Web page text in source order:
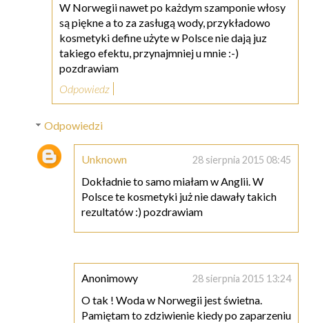
W Norwegii nawet po każdym szamponie włosy
są piękne a to za zasługą wody, przykładowo
kosmetyki define użyte w Polsce nie dają juz
takiego efektu, przynajmniej u mnie :-)
pozdrawiam
Odpowiedz
Odpowiedzi
Unknown 28 sierpnia 2015 08:45
Dokładnie to samo miałam w Anglii. W
Polsce te kosmetyki już nie dawały takich
rezultatów :) pozdrawiam
Anonimowy 28 sierpnia 2015 13:24
O tak ! Woda w Norwegii jest świetna.
Pamiętam to zdziwienie kiedy po zaparzeniu